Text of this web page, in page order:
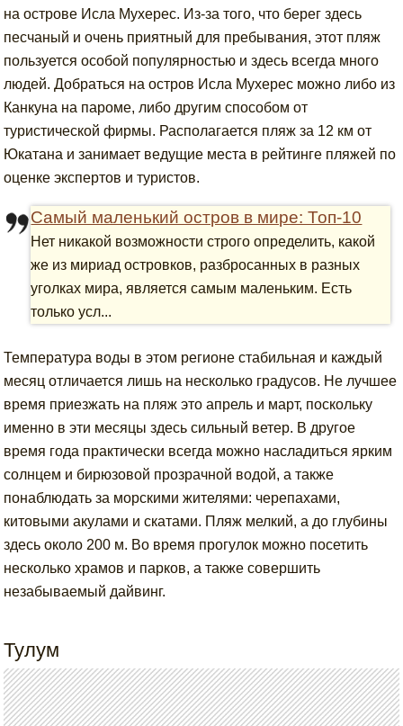
на острове Исла Мухерес. Из-за того, что берег здесь
песчаный и очень приятный для пребывания, этот пляж
пользуется особой популярностью и здесь всегда много
людей. Добраться на остров Исла Мухерес можно либо из
Канкуна на пароме, либо другим способом от
туристической фирмы. Располагается пляж за 12 км от
Юкатана и занимает ведущие места в рейтинге пляжей по
оценке экспертов и туристов.
Самый маленький остров в мире: Топ-10
Нет никакой возможности строго определить, какой
же из мириад островков, разбросанных в разных
уголках мира, является самым маленьким. Есть
только усл...
Температура воды в этом регионе стабильная и каждый
месяц отличается лишь на несколько градусов. Не лучшее
время приезжать на пляж это апрель и март, поскольку
именно в эти месяцы здесь сильный ветер. В другое
время года практически всегда можно насладиться ярким
солнцем и бирюзовой прозрачной водой, а также
понаблюдать за морскими жителями: черепахами,
китовыми акулами и скатами. Пляж мелкий, а до глубины
здесь около 200 м. Во время прогулок можно посетить
несколько храмов и парков, а также совершить
незабываемый дайвинг.
Тулум